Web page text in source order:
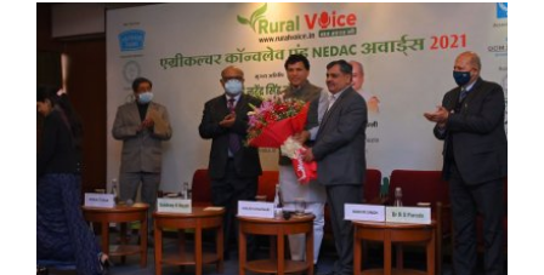
International
Rural Dialogue
Ground Report
Rural Connect